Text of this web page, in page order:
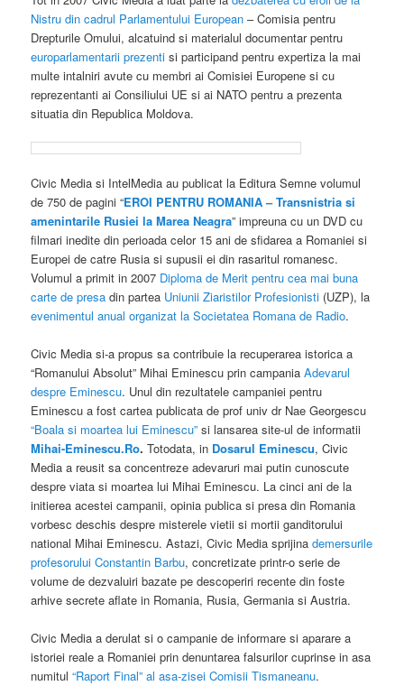
Nistru din cadrul Parlamentului European– Comisia pentru
Drepturile Omului, alcatuind si materialul documentar pentru
europarlamentarii prezentisi participand pentru expertiza la mai
multe intalniri avute cu membri ai Comisiei Europene si cu
reprezentanti ai Consiliului UE si ai NATO pentru a prezenta
situatia din Republica Moldova.
Civic Media si IntelMedia au publicat la Editura Semne volumul
de 750 de pagini “EROI PENTRU ROMANIA – Transnistria si
amenintarile Rusiei la Marea Neagra” impreuna cu un DVD cu
filmari inedite din perioada celor 15 ani de sfidarea a Romaniei si
Europei de catre Rusia si supusii ei din rasaritul romanesc.
Volumul a primit in 2007 Diploma de Merit pentru cea mai buna
carte de presadin partea Uniunii Ziaristilor Profesionisti (UZP), la
evenimentul anual organizat la Societatea Romana de Radio.
Civic Media si-a propus sa contribuie la recuperarea istorica a
“Romanului Absolut” Mihai Eminescu prin campaniaAdevarul
despre Eminescu. Unul din rezultatele campaniei pentru
Eminescu a fost cartea publicata de prof univ dr Nae Georgescu
“Boala si moartea lui Eminescu” si lansarea site-ul de informatii
Mihai-Eminescu.Ro.Totodata, in Dosarul Eminescu, Civic
Media a reusit sa concentreze adevaruri mai putin cunoscute
despre viata si moartea lui Mihai Eminescu. La cinci ani de la
initierea acestei campanii, opinia publica si presa din Romania
vorbesc deschis despre misterele vietii si mortii ganditorului
national Mihai Eminescu. Astazi, Civic Media sprijinademersurile
profesorului Constantin Barbu, concretizate printr-o serie de
volume de dezvaluiri bazate pe descoperiri recente din foste
arhive secrete aflate in Romania, Rusia, Germania si Austria.
Civic Media a derulat si o campanie de informare si aparare a
istoriei reale a Romaniei prin denuntarea falsurilor cuprinse in asa
numitul“Raport Final” al asa-zisei Comisii Tismaneanu.